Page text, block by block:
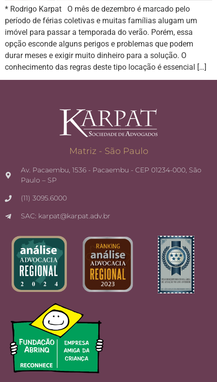
* Rodrigo Karpat O mês de dezembro é marcado pelo
período de férias coletivas e muitas famílias alugam um
imóvel para passar a temporada do verão. Porém, essa
opção esconde alguns perigos e problemas que podem
durar meses e exigir muito dinheiro para a solução. O
conhecimento das regras deste tipo locação é essencial […]
Matriz - São Paulo
Av. Pacaembu, 1536 - Pacaembu - CEP 01234-000, São
Paulo – SP
(11) 3095.6000
SAC: karpat@karpat.adv.br